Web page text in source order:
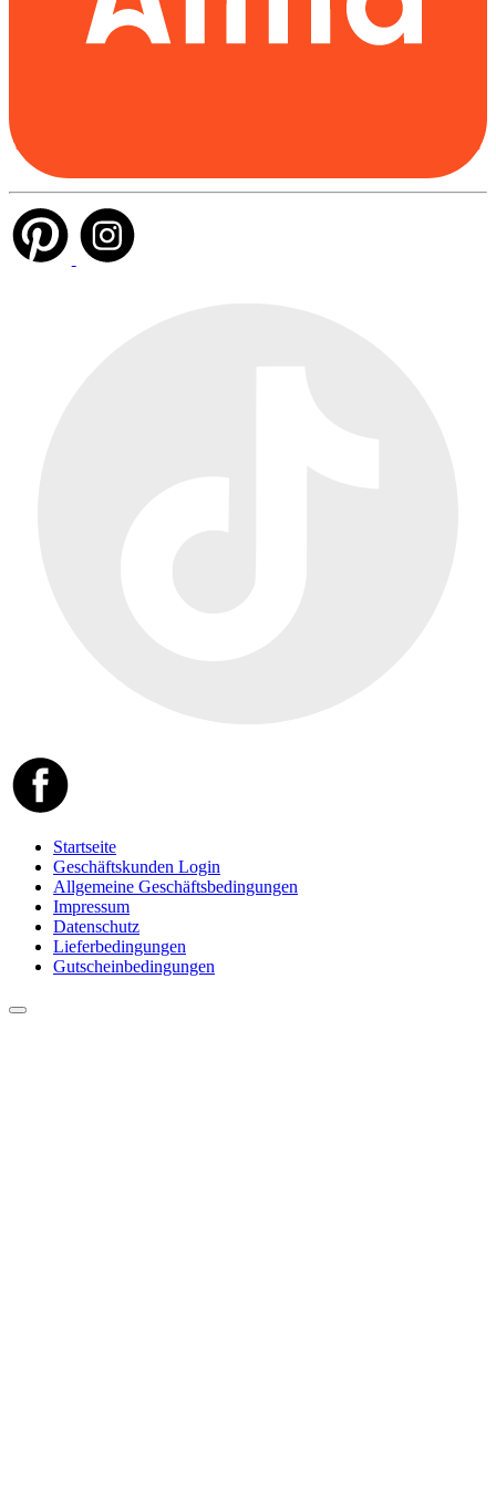
Startseite
Geschäftskunden Login
Allgemeine Geschäftsbedingungen
Impressum
Datenschutz
Lieferbedingungen
Gutscheinbedingungen